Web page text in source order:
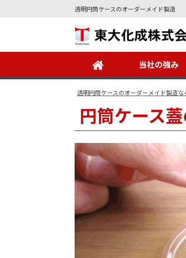
透明円筒ケースのオーダーメイド製造
当社の強み
透明円筒ケースのオーダーメイド製造
円筒ケース